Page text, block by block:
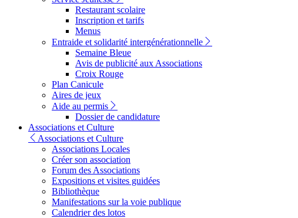
Restaurant scolaire
Inscription et tarifs
Menus
Entraide et solidarité intergénérationnelle
Semaine Bleue
Avis de publicité aux Associations
Croix Rouge
Plan Canicule
Aires de jeux
Aide au permis
Dossier de candidature
Associations et Culture
Associations et Culture
Associations Locales
Créer son association
Forum des Associations
Expositions et visites guidées
Bibliothèque
Manifestations sur la voie publique
Calendrier des lotos